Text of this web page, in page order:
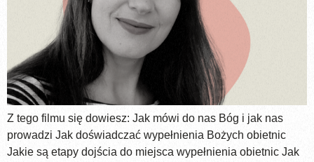
Z tego filmu się dowiesz: Jak mówi do nas Bóg i jak nas
prowadzi Jak doświadczać wypełnienia Bożych obietnic
Jakie są etapy dojścia do miejsca wypełnienia obietnic Jak